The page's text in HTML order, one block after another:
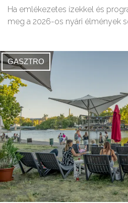
Ha emlékezetes ízekkel és
meg a 2026-os nyári élmények
GASZTRO